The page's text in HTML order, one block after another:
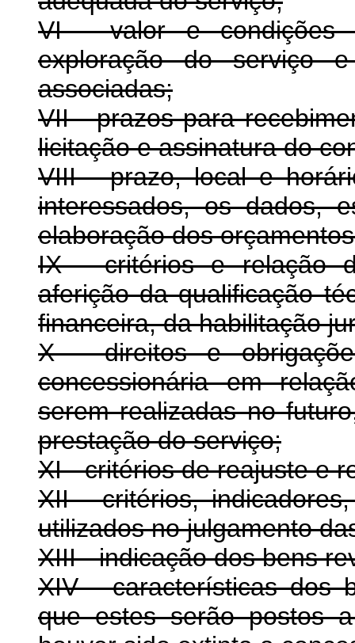
VI - valor e condições
exploração do serviço
associadas;
VII - prazos para
licitação e assinatura do
VIII - prazo, local e
interessados, os dados,
elaboração dos
IX - critérios e relação
aferição da qualificação
financeira, da habilitação
X - direitos e
concessionária em
serem realizadas no
prestação do serviço;
XI - critérios de reajuste e
XII - critérios,
utilizados no julgamento
XIII - indicação dos bens
XIV - características dos
que estes serão postos